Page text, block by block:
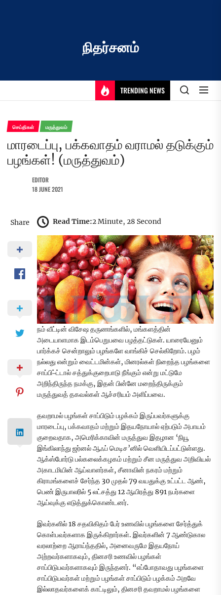
நிதர்சனம்
TRENDING NEWS
செய்திகள் மருத்துவம்
மாரடைப்பு, பக்கவாதம் வராமல் தடுக்கும்
பழங்கள்! (மருத்துவம்)
EDITOR
18 JUNE 2021
Share Read Time:2 Minute, 28 Second
நம் வீட்டின் விசேஷ தருணங்களில், மங்களத்தின்
அடையாளமாக இடம்பெறுபவை பழத்தட்டுகள். யாரையேனும்
பார்க்கச் சென்றாலும் பழங்களே வாங்கிச் செல்கிறோம். பழம்
நல்லது என்றும் வைட்டமின்கள், மினரல்கள் நிறைந்த பழங்களை
சாப்பி–்ட்டால் சத்துக்குறைபாடு நீங்கும் என்று மட்டுமே
அறிந்திருந்த நமக்கு, இதன் பின்னே மறைந்திருக்கும்
மருத்துவத் தகவல்கள் ஆச்சரியம் அளிப்பவை.
தவறாமல் பழங்கள் சாப்பிடும் பழக்கம் இருப்பவர்களுக்கு
மாரடைப்பு, பக்கவாதம் மற்றும் இதயநோயால் ஏற்படும் அபாயம்
குறைவதாக, அமெரிக்காவின் மருத்துவ இதழான ‘நியூ
இங்கிலாந்து ஜர்னல் ஆஃப் மெடிச’னில் வெளியிடப்பட்டுள்ளது.
ஆக்ஸ்போர்டு பல்கலைக்கழகம் மற்றும் சீன மருத்துவ அறிவியல்
அகாடமியின் ஆய்வாளர்கள், சீனாவின் நகரம் மற்றும்
கிராமங்களைச் சேர்ந்த 30 முதல் 79 வயதுக்கு உட்பட்ட ஆண்,
பெண் இருபாலரில் 5 லட்சத்து 12 ஆயிரத்து 891 நபர்களை
ஆய்வுக்கு எடுத்துக்கொண்டனர்.
இவர்களில் 18 சதவிகிதம் பேர் உணவில் பழங்களை சேர்த்துக்
கொள்பவர்களாக இருக்கிறார்கள். இவர்களின் 7 ஆண்டுகால
வரலாற்றை ஆராய்ந்ததில், அனைவருமே இதயநோய்
அற்றவர்களாகவும், தினசரி உணவில் பழங்கள்
சாப்பிடுபவர்களாகவும் இருந்தனர். “எப்போதாவது பழங்களை
சாப்பிடுபவர்கள் மற்றும் பழங்கள் சாப்பிடும் பழக்கம் அறவே
இல்லாதவர்களைக் காட்டிலும், தினசரி தவறாமல் பழங்களை